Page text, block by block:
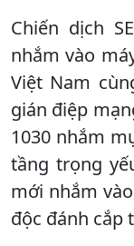
Chiến dịch
nhắm vào
Việt Nam
gián điệp
1030 nhắm
tầng trọng
mới nhắm
độc đánh cắp